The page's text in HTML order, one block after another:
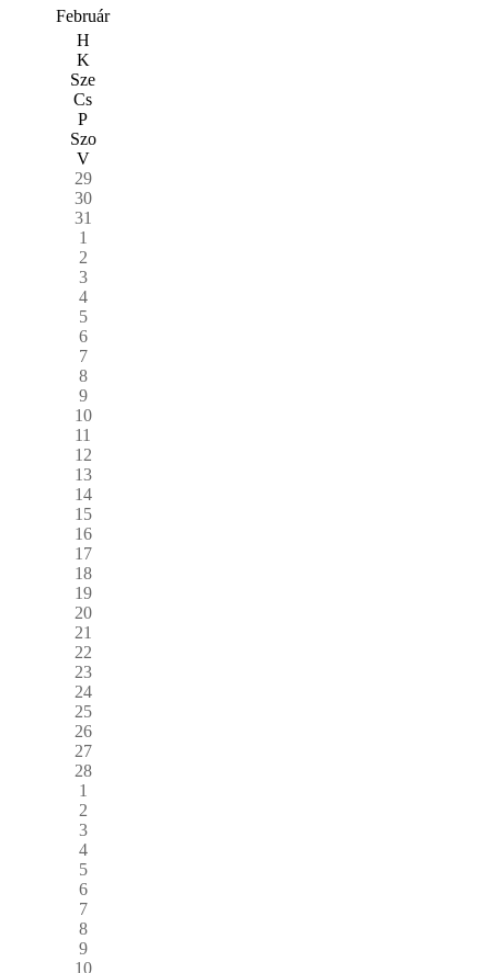
Február
H
K
Sze
Cs
P
Szo
V
29
30
31
1
2
3
4
5
6
7
8
9
10
11
12
13
14
15
16
17
18
19
20
21
22
23
24
25
26
27
28
1
2
3
4
5
6
7
8
9
10